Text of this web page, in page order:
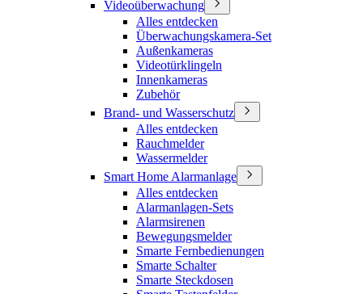
Videoüberwachung
Alles entdecken
Überwachungskamera-Set
Außenkameras
Videotürklingeln
Innenkameras
Zubehör
Brand- und Wasserschutz
Alles entdecken
Rauchmelder
Wassermelder
Smart Home Alarmanlage
Alles entdecken
Alarmanlagen-Sets
Alarmsirenen
Bewegungsmelder
Smarte Fernbedienungen
Smarte Schalter
Smarte Steckdosen